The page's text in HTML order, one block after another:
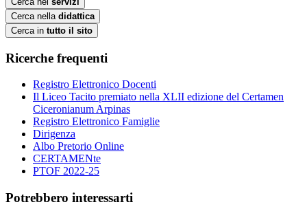
Cerca nella didattica
Cerca in tutto il sito
Ricerche frequenti
Registro Elettronico Docenti
Il Liceo Tacito premiato nella XLII edizione del Certamen
Ciceronianum Arpinas
Registro Elettronico Famiglie
Dirigenza
Albo Pretorio Online
CERTAMENte
PTOF 2022-25
Potrebbero interessarti